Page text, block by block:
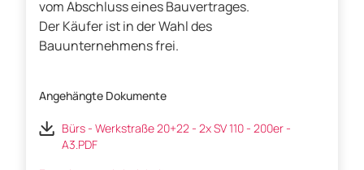
vom Abschluss eines Bauvertrages.
Der Käufer ist in der Wahl des
Bauunternehmens frei.
Angehängte Dokumente
Bürs - Werkstraße 20+22 - 2x SV 110 - 200er -
A3.PDF